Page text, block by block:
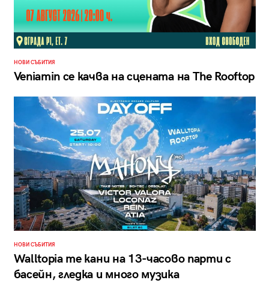
НОВИ СЪБИТИЯ
Veniamin се качва на сцената на The Rooftop
НОВИ СЪБИТИЯ
Walltopia те кани на 13-часово парти с
басейн, гледка и много музика